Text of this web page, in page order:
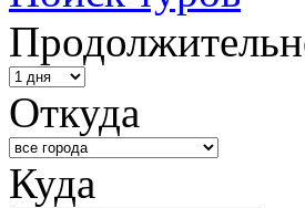
Откуда
Куда